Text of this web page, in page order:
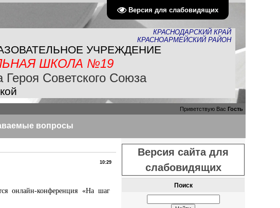
Версия для слабовидящих
КРАСНОДАРСКИЙ КРАЙ
КРАСНОАРМЕЙСКИЙ РАЙОН
УЧРЕЖДЕНИЕ
ШКОЛА №19
Советского Союза
Приветствую Вас Гость
вопросы
10:29
онлайн-конференция «На шаг
Версия сайта для
слабовидящих
Поиск